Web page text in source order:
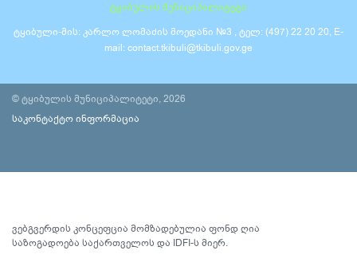
ტყიბულის მუნიციპალიტეტი
ტყიბული-მის: კარლო ლომაძის მოედანი №3 , ტელ: (497) 22 20 20, E-
mail: contact.tkibuli@tkibuli.gov.ge
© ტყიბულის მუნიციპალიტეტი, 2026
საკონტაქტო ინფორმაცია
ვებგვერდის კონცეფცია მომზადებულია ფონდ ღია
საზოგადოება საქართველოს და IDFI-ს მიერ.